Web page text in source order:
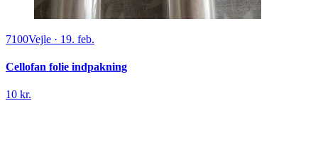
7100Vejle · 19. feb.
Cellofan folie indpakning
10 kr.